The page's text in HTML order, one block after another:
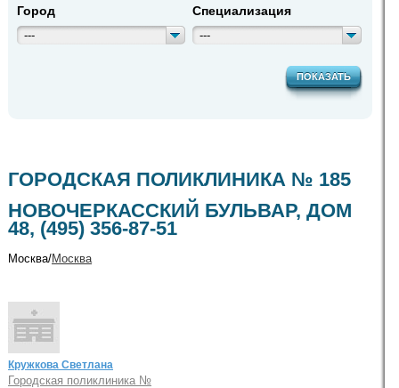
Город
---
Специализация
---
ПОКАЗАТЬ
ГОРОДСКАЯ ПОЛИКЛИНИКА № 185
НОВОЧЕРКАССКИЙ БУЛЬВАР, ДОМ
48, (495) 356-87-51
Москва/Москва
Кружкова Светлана
Городская поликлиника №